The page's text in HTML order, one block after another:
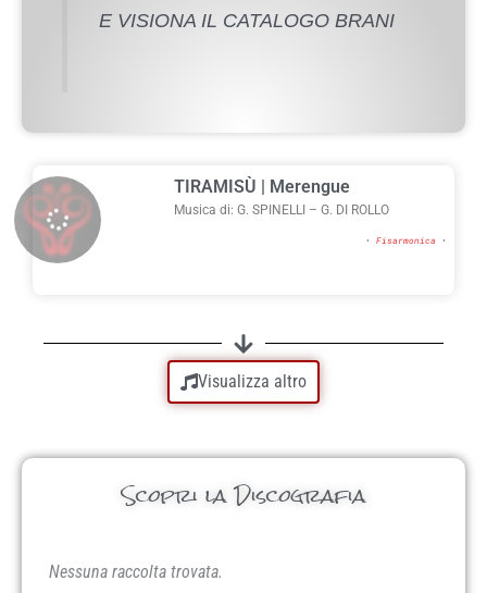
E VISIONA IL CATALOGO BRANI
TIRAMISÙ | Merengue
Musica di: G. SPINELLI – G. DI ROLLO
•Fisarmonica •
Visualizza altro
Scopri la Discografia
Nessuna raccolta trovata.